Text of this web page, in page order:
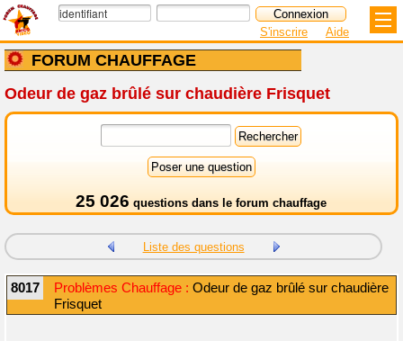
FORUM CHAUFFAGE
S'inscrire Aide
Odeur de gaz brûlé sur chaudière Frisquet
25 026 questions dans le forum chauffage
Liste des questions
8017 Problèmes Chauffage : Odeur de gaz brûlé sur chaudière
Frisquet